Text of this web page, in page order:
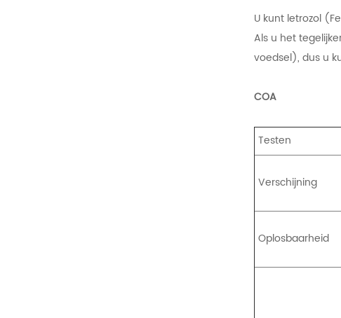
U kunt letrozol
Als u het
voedsel), dus u
COA
Testen
Verschijning
Oplosbaarheid